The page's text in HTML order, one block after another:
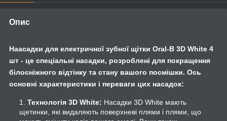
Опис
Наасадки для електричної зубної щітки Oral-B 3D White 4
шт - це спеціальні насадки, розроблені для покращення
білосніжного відтінку та стану вашого посмішки. Ось
основні характеристики і переваги цих насадок:
Технологія 3D White: Насадки 3D White мають
щетинки, які видаляють поверхневі плями і плями, що